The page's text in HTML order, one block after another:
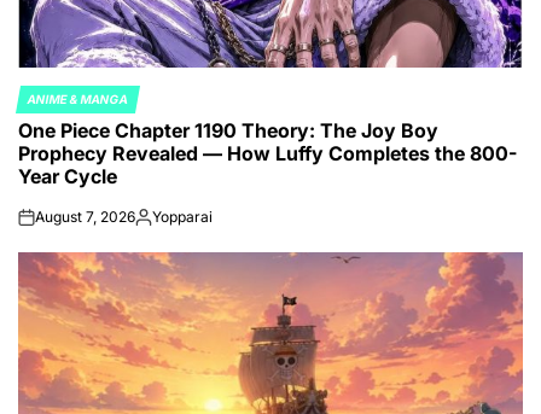
POSTED
IN
ANIME & MANGA
One Piece Chapter 1190 Theory: The Joy Boy
Prophecy Revealed — How Luffy Completes the 800-
Year Cycle
onAugust 7, 2026Posted
Yopparai